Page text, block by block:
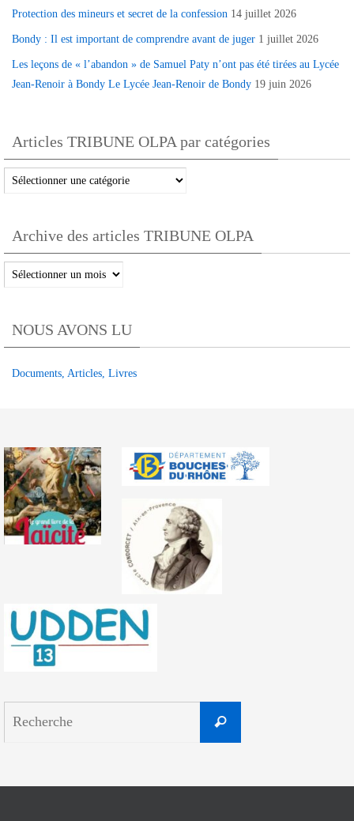
Protection des mineurs et secret de la confession 14 juillet 2026
Bondy : Il est important de comprendre avant de juger 1 juillet 2026
Les leçons de « l’abandon » de Samuel Paty n’ont pas été tirées au Lycée
Jean-Renoir à Bondy Le Lycée Jean-Renoir de Bondy 19 juin 2026
Articles TRIBUNE OLPA par catégories
Articles
TRIBUNE
par
catégories
Archive des articles TRIBUNE OLPA
Archive
des
TRIBUNE
OLPA
NOUS AVONS LU
Documents, Articles, Livres
Recherche